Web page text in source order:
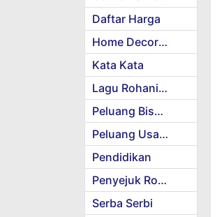
Daftar Harga
Home Decoration
Kata Kata
Lagu Rohani Kristen
Peluang Bisnis
Peluang Usaha
Pendidikan
Penyejuk Rohani
Serba Serbi